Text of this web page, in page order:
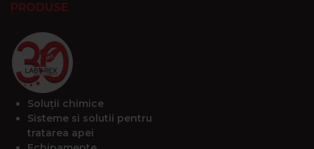
PRODUSE
Soluții chimice
Sisteme si solutii pentru
tratarea apei